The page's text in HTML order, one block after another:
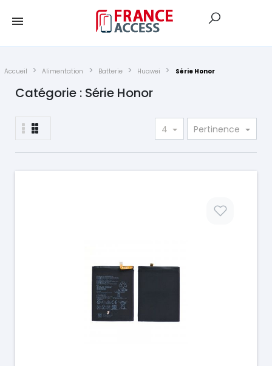
Accueil Alimentation Batterie Huawei Série Honor
Catégorie : Série Honor
4 Pertinence